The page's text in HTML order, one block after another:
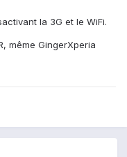
la 3G et le WiFi.
même GingerXperia